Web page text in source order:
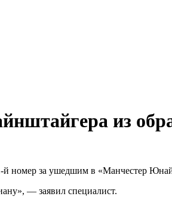
из
номер за ушедшим в «Манчестер
— заявил специалист.